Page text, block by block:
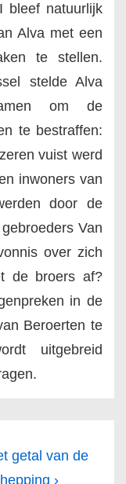
bleef natuurlijk
Alva met een
te stellen.
stelde Alva
om de
te bestraffen:
vuist werd
inwoners van
door de
gebroeders Van
over zich
de broers af?
in de
Beroerten te
uitgebreid
getal van de
›